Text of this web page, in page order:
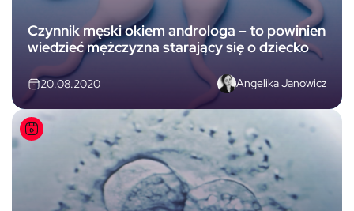
Czynnik męski okiem androloga – to powinien
wiedzieć mężczyzna starający się o dziecko
20.08.2020 Angelika Janowicz